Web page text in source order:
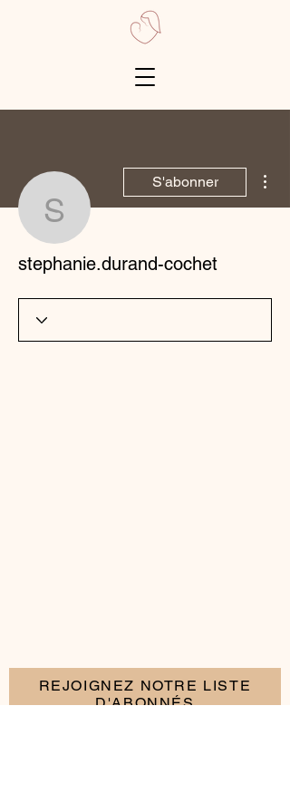
S'abonner
stephanie.durand-cochet
REJOIGNEZ NOTRE LISTE
D'ABONNÉS